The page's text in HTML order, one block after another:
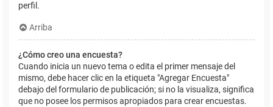
perfil.
Arriba
¿Cómo creo una encuesta?
Cuando inicia un nuevo tema o edita el primer mensaje del
mismo, debe hacer clic en la etiqueta "Agregar Encuesta"
debajo del formulario de publicación; si no la visualiza, significa
que no posee los permisos apropiados para crear encuestas.